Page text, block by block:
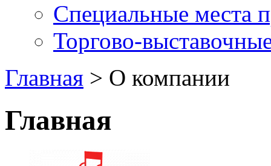
Специальные места
Торгово-
Главная > О компании
Главная